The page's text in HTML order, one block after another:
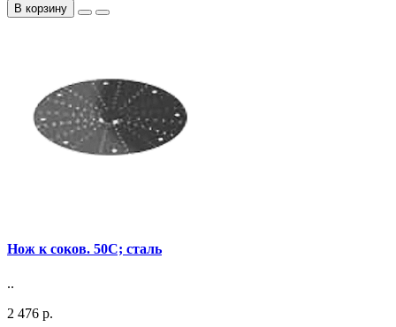
В корзину
Нож к соков. 50C; сталь
..
2 476 р.